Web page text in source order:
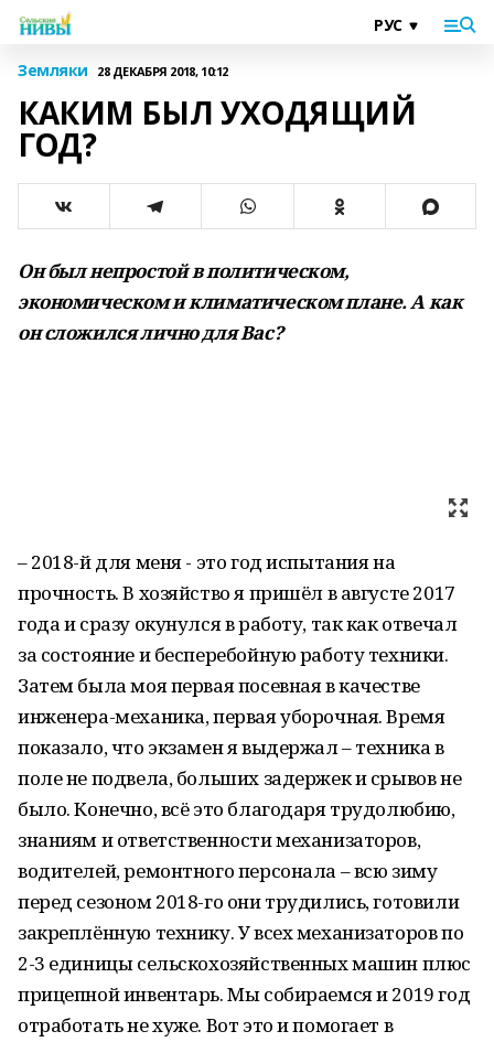
Земляки 28 ДЕКАБРЯ 2018, 10:12
КАКИМ БЫЛ УХОДЯЩИЙ
ГОД?
Он был непростой в политическом,
экономическом и климатическом плане. А как
он сложился лично для Вас?
– 2018-й для меня - это год испытания на
прочность. В хозяйство я пришёл в августе 2017
года и сразу окунулся в работу, так как отвечал
за состояние и бесперебойную работу техники.
Затем была моя первая посевная в качестве
инженера-механика, первая уборочная. Время
показало, что экзамен я выдержал – техника в
поле не подвела, больших задержек и срывов не
было. Конечно, всё это благодаря трудолюбию,
знаниям и ответственности механизаторов,
водителей, ремонтного персонала – всю зиму
перед сезоном 2018-го они трудились, готовили
закреплённую технику. У всех механизаторов по
2-3 единицы сельскохозяйственных машин плюс
прицепной инвентарь. Мы собираемся и 2019 год
отработать не хуже. Вот это и помогает в